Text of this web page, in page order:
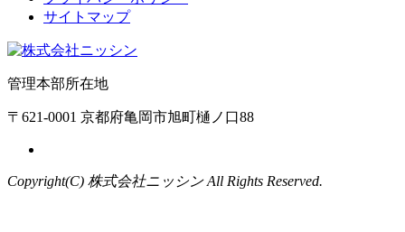
サイトマップ
管理本部所在地
〒621-0001 京都府亀岡市旭町樋ノ口88
Copyright(C) 株式会社ニッシン All Rights Reserved.